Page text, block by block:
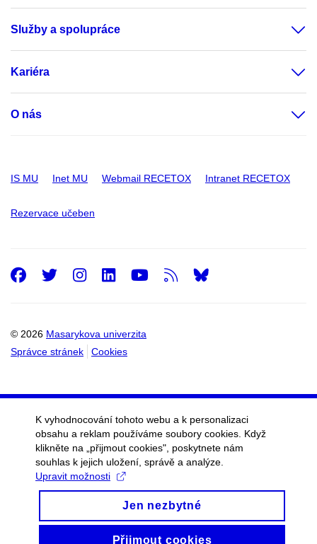
Služby a spolupráce
Kariéra
O nás
IS MU Inet MU Webmail RECETOX Intranet RECETOX
Rezervace učeben
© 2026 Masarykova univerzita
Správce stránek
Cookies
Facebook
Twitter
Instagram
LinkedIn
Youtube
RSS
K vyhodnocování tohoto webu a k personalizaci
obsahu a reklam používáme soubory cookies. Když
klikněte na „přijmout cookies", poskytnete nám
souhlas k jejich uložení, správě a analýze.
Upravit možnosti
Jen nezbytné
Přijmout cookies